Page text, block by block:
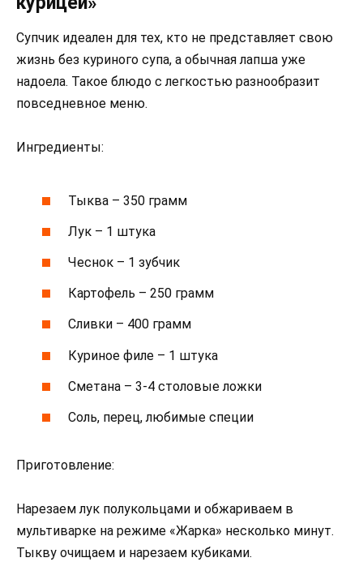
Супчик идеален для тех, кто не представляет свою
жизнь без куриного супа, а обычная лапша уже
надоела. Такое блюдо с легкостью разнообразит
повседневное меню.
Ингредиенты:
Тыква – 350 грамм
Лук – 1 штука
Чеснок – 1 зубчик
Картофель – 250 грамм
Сливки – 400 грамм
Куриное филе – 1 штука
Сметана – 3-4 столовые ложки
Соль, перец, любимые специи
Приготовление:
Нарезаем лук полукольцами и обжариваем в
мультиварке на режиме «Жарка» несколько минут.
Тыкву очищаем и нарезаем кубиками.